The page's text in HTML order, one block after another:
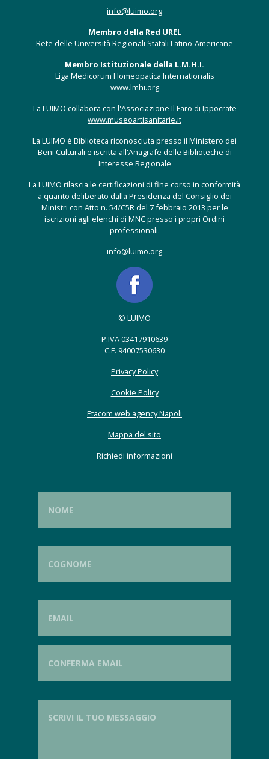
info@luimo.org
Membro della Red UREL
Rete delle Università Regionali Statali Latino-Americane
Membro Istituzionale della L.M.H.I.
Liga Medicorum Homeopatica Internationalis
www.lmhi.org
La LUIMO collabora con l'Associazione Il Faro di Ippocrate
www.museoartisanitarie.it
La LUIMO è Biblioteca riconosciuta presso il Ministero dei
Beni Culturali e iscritta all'Anagrafe delle Biblioteche di
Interesse Regionale
La LUIMO rilascia le certificazioni di fine corso in conformità
a quanto deliberato dalla Presidenza del Consiglio dei
Ministri con Atto n. 54/C5R del 7 febbraio 2013 per le
iscrizioni agli elenchi di MNC presso i propri Ordini
professionali.
info@luimo.org
© LUIMO
P.IVA 03417910639
C.F. 94007530630
Privacy Policy
Cookie Policy
Etacom web agency Napoli
Mappa del sito
Richiedi informazioni